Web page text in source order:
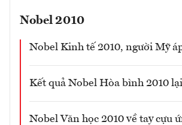
Nobel 2010
Nobel Kinh tế 2010, người Mỹ
Kết quả Nobel Hòa bình 2010
Nobel Văn học 2010 về tay cựu